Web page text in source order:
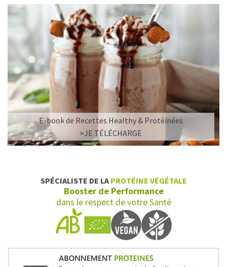
E-book de Recettes Healthy & Protéinées
>JE TÉLÉCHARGE
SPÉCIALISTE DE LA PROTÉINE VÉGÉTALE
Booster de Performance
dans le respect de votre Santé